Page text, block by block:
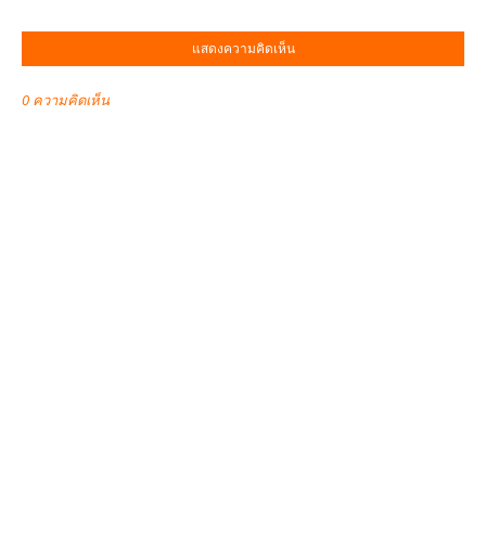
แสดงความคิดเห็น
0 ความคิดเห็น